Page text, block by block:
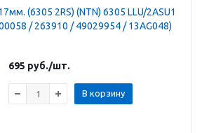
(6305 2RS) (NTN) 6305 LLU/2ASU1
/ 263910 / 49029954 / 13AG048)
695 руб./шт.
В корзину